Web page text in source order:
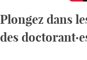
Plongez dans
des doctorant·